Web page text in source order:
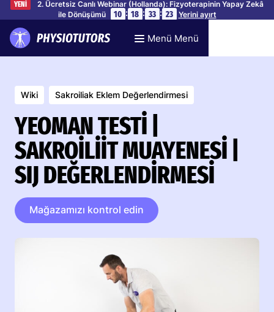
YENİ
2. Ücretsiz Canlı Webinar (Hollanda): Fizyoterapinin Yapay Zekâ
ile Dönüşümü
10 : 18 : 33 : 22 Yerini ayırt
Menü Menü
Wiki Sakroiliak Eklem Değerlendirmesi
YEOMAN TESTI |
SAKROILIIT MUAYENESI |
SIJ DEĞERLENDIRMESI
Mağazamızı kontrol edin